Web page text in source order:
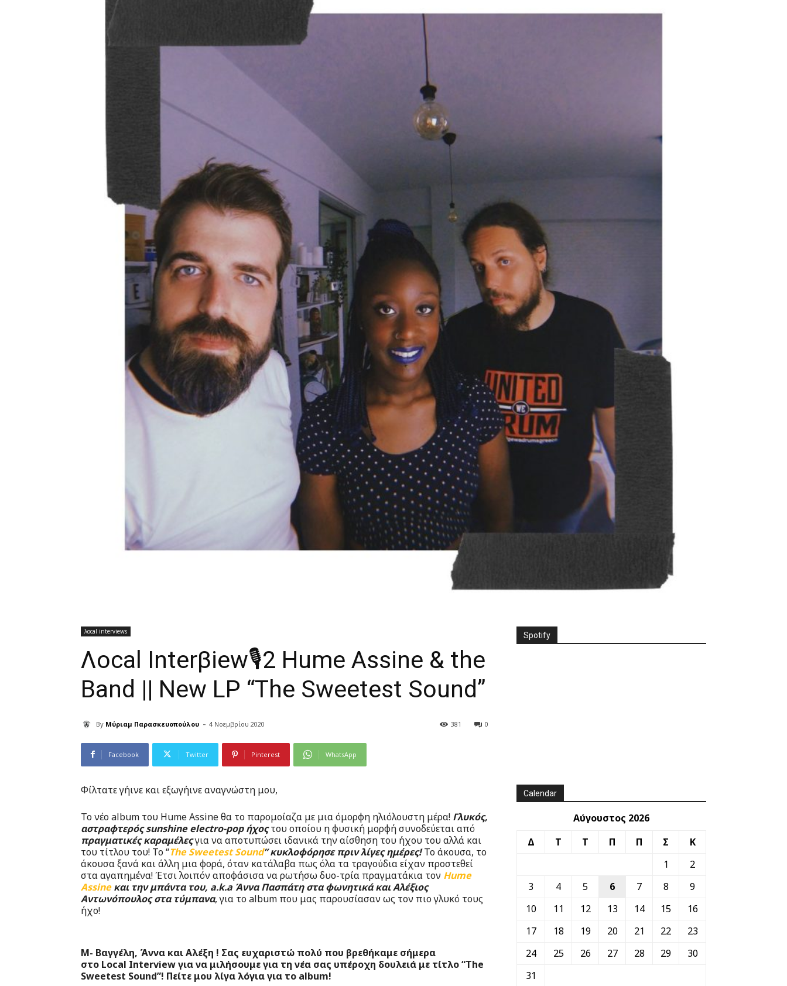
λocal interviews
Λocal Interβiew🎙2 Hume Assine & the
Band || New LP “The Sweetest Sound”
By Μύριαμ Παρασκευοπούλου - 4 Νοεμβρίου 2020 0
381
Facebook Twitter Pinterest WhatsApp
Φίλτατε γήινε και εξωγήινε αναγνώστη μου,
Το νέο album του Hume Assine θα το παρομοίαζα με μια όμορφη ηλιόλουστη μέρα! Γλυκός,
αστραφτερός sunshine electro-pop ήχοςτου οποίου η φυσική μορφή συνοδεύεται από
πραγματικές καραμέλεςγια να αποτυπώσει ιδανικά την αίσθηση του ήχου του αλλά και
του τίτλου του! Το “The Sweetest Sound” κυκλοφόρησε πριν λίγες ημέρες!Το άκουσα, το
άκουσα ξανά και άλλη μια φορά, όταν κατάλαβα πως όλα τα τραγούδια είχαν προστεθεί
στα αγαπημένα! Έτσι λοιπόν αποφάσισα να ρωτήσω δυο-τρία πραγματάκια τον Hume
Assineκαι την μπάντα του, a.k.a Άννα Πασπάτη στα φωνητικά και Αλέξιος
Αντωνόπουλος στα τύμπανα, για το album που μας παρουσίασαν ως τον πιο γλυκό τους
ήχο!
Μ- Βαγγέλη, Άννα και Αλέξη ! Σας ευχαριστώ πολύ που βρεθήκαμε σήμερα
στο Local Interview για να μιλήσουμε για τη νέα σας υπέροχη δουλειά με τίτλο “The
Sweetest Sound”! Πείτε μου λίγα λόγια για το album!
Spotify
Calendar
Αύγουστος 2026
Δ
Τ Τ Π Π Σ
Κ
1
2
3
4 5 6 7 8
9
10
11 12 13 14 15
16
17
18 19 20 21 22
23
24
25 26 27 28 29
30
31